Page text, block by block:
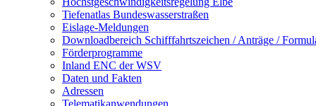
Tiefenatlas Bundeswasserstraßen
Eislage-Meldungen
Downloadbereich Schifffahrtszeichen / Anträge /
Förderprogramme
Inland ENC der WSV
Daten und Fakten
Adressen
Telematikanwendungen